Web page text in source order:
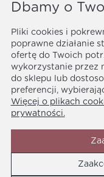
ul.
Dbamy o
Pliki cookies i
poprawne działanie
ofertę do Twoich
wykorzystanie przez
do sklepu lub
preferencji,
Więcej o plikach
prywatności.